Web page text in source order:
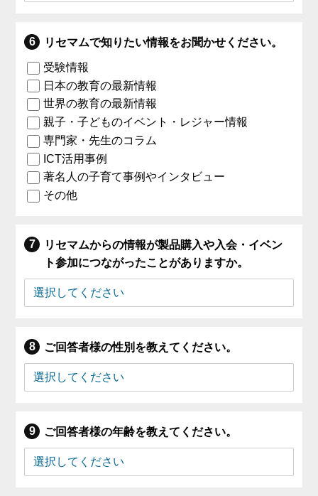
リセマムで知りたい情報をお聞かせください。
受験情報
日本の教育の最新情報
世界の教育の最新情報
親子・子どものイベント・レジャー情報
専門家・先生のコラム
ICT活用事例
著名人の子育て事例やインタビュー
その他
リセマムからの情報が製品購入や入会・イベン
ト参加につながったことがありますか。
ご回答者様の性別を教えてください。
ご回答者様の年齢を教えてください。